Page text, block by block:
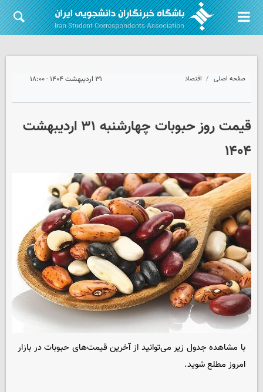
صفحه اصلی اقتصاد ۳۱ اردیبهشت ۱۴۰۴ - ۱۸:۰۰
قیمت روز حبوبات چهارشنبه ۳۱ اردیبهشت
۱۴۰۴
با مشاهده جدول زیر می‌توانید از آخرین قیمت‌های حبوبات در بازار
امروز مطلع شوید.